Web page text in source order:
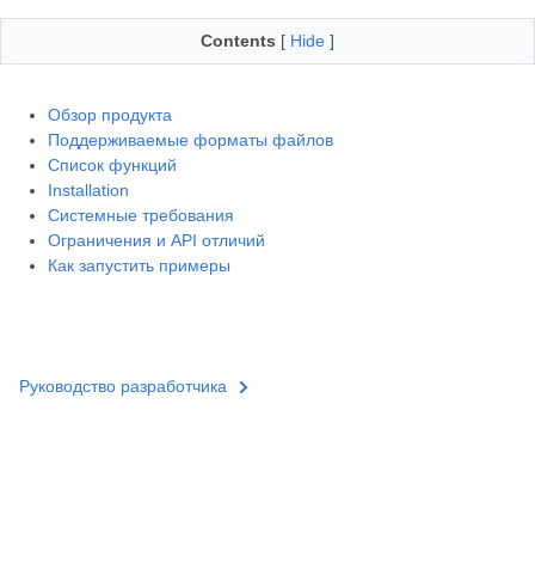
Contents [ Hide ]
Обзор продукта
Поддерживаемые форматы файлов
Список функций
Installation
Системные требования
Ограничения и API отличий
Как запустить примеры
Руководство разработчика